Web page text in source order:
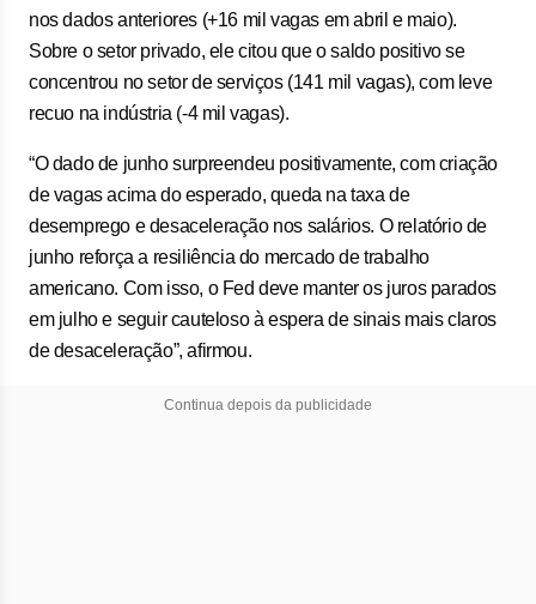
nos dados anteriores (+16 mil vagas em abril e maio).
Sobre o setor privado, ele citou que o saldo positivo se
concentrou no setor de serviços (141 mil vagas), com leve
recuo na indústria (-4 mil vagas).
“O dado de junho surpreendeu positivamente, com criação
de vagas acima do esperado, queda na taxa de
desemprego e desaceleração nos salários. O relatório de
junho reforça a resiliência do mercado de trabalho
americano. Com isso, o Fed deve manter os juros parados
em julho e seguir cauteloso à espera de sinais mais claros
de desaceleração”, afirmou.
Continua depois da publicidade